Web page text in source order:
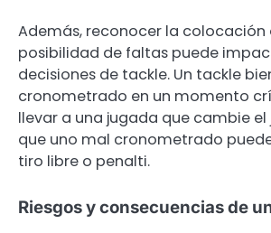
Además, reconocer la colocación
posibilidad de faltas puede
decisiones de tackle. Un tackle
cronometrado en un momento
llevar a una jugada que cambie
que uno mal cronometrado
tiro libre o penalti.
Riesgos y consecuencias de